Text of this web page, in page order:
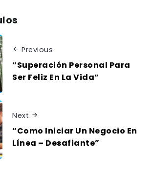
Previous
“Superación Personal Para
Ser Feliz En La Vida”
Next
“Como Iniciar Un Negocio En
Línea – Desafiante”